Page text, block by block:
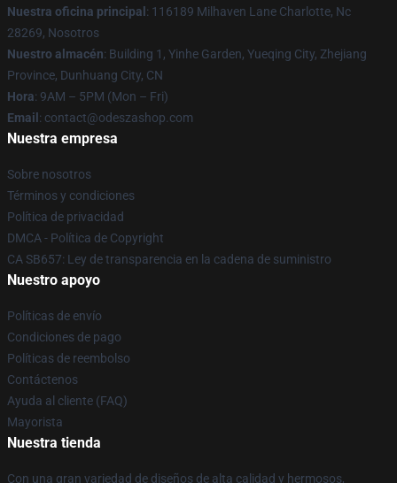
Nuestra oficina principal : 116189 Milhaven Lane Charlotte, Nc
28269, Nosotros
Nuestro almacén: Building 1, Yinhe Garden, Yueqing City, Zhejiang
Province, Dunhuang City, CN
Hora: 9AM – 5PM (Mon – Fri)
Email : contact@odeszashop.com
Nuestra empresa
Sobre nosotros
Términos y condiciones
Política de privacidad
DMCA - Política de Copyright
CA SB657: Ley de transparencia en la cadena de suministro
Nuestro apoyo
Políticas de envío
Condiciones de pago
Políticas de reembolso
Contáctenos
Ayuda al cliente (FAQ)
Mayorista
Nuestra tienda
Con una gran variedad de diseños de alta calidad y hermosos,